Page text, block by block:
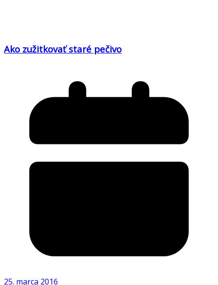
Ako zužitkovať staré pečivo
25. marca 2016